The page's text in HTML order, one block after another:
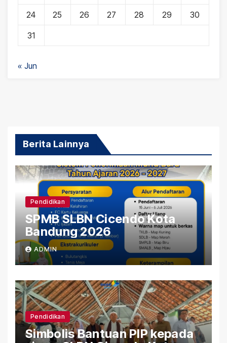
24 25 26 27 28 29 30
31
« Jun
Berita Lainnya
Pendidikan
SPMB SLBN Cicendo Kota
Bandung 2026
ADMIN
Pendidikan
Simbolis Bantuan PIP kepada